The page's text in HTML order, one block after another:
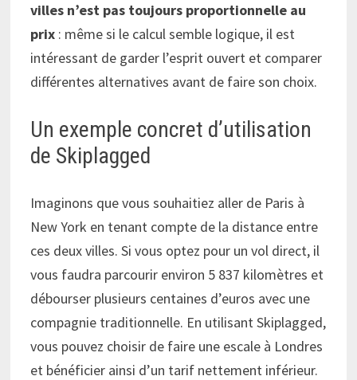
villes n’est pas toujours proportionnelle au
prix : même si le calcul semble logique, il est
intéressant de garder l’esprit ouvert et comparer
différentes alternatives avant de faire son choix.
Un exemple concret d’utilisation
de Skiplagged
Imaginons que vous souhaitiez aller de Paris à
New York en tenant compte de la distance entre
ces deux villes. Si vous optez pour un vol direct, il
vous faudra parcourir environ 5 837 kilomètres et
débourser plusieurs centaines d’euros avec une
compagnie traditionnelle. En utilisant Skiplagged,
vous pouvez choisir de faire une escale à Londres
et bénéficier ainsi d’un tarif nettement inférieur.